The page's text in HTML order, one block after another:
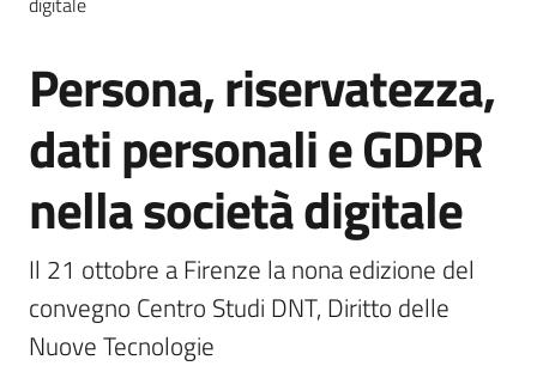
Polo
Archivio
storico
Conservazione
Argomenti
Salta al contenuto
Persona, riservatezza,
dati personali e GDPR
nella società digitale
Il 21 ottobre a Firenze la nona edizione del
convegno Centro Studi DNT, Diritto delle
Nuove Tecnologie